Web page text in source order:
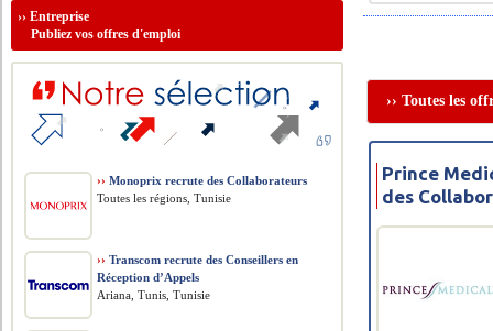
›› Toutes les
Prince
des
››Entreprise
Publiez vos offres d'emploi
›› Monoprix recrute des Collaborateurs
Toutes les régions, Tunisie
›› Transcom recrute des Conseillers en
Réception d’Appels
Ariana, Tunis, Tunisie